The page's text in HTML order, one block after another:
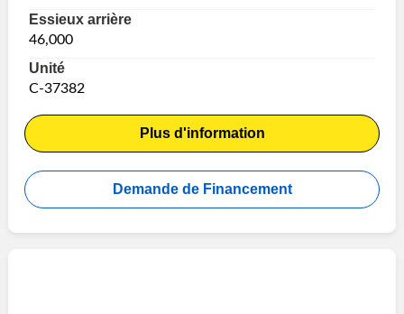
Essieux arrière
46,000
Unité
C-37382
Plus d'information
Demande de Financement